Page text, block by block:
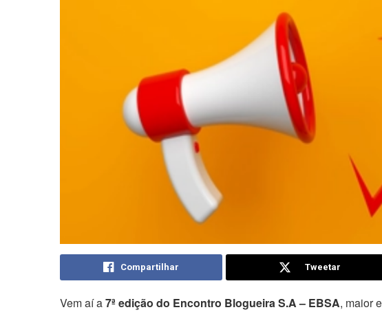
Compartilhar Tweetar
Vem aí a7ª edição do Encontro Blogueira S.A – EBSA, maior